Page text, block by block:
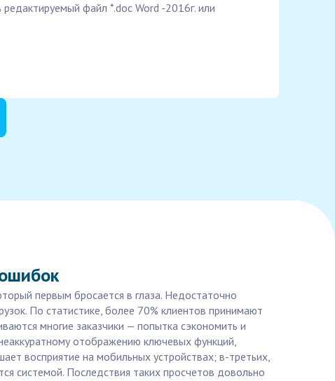
файл *.doc Word -2016г. или
первым бросается в глаза. Недостаточно
По статистике, более 70% клиентов принимают
многие заказчики — попытка сэкономить и
отображению ключевых функций,
восприятие на мобильных устройствах; в-третьих,
системой. Последствия таких просчетов довольно